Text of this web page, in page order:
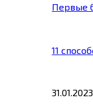
Первые
11
31.01.2023